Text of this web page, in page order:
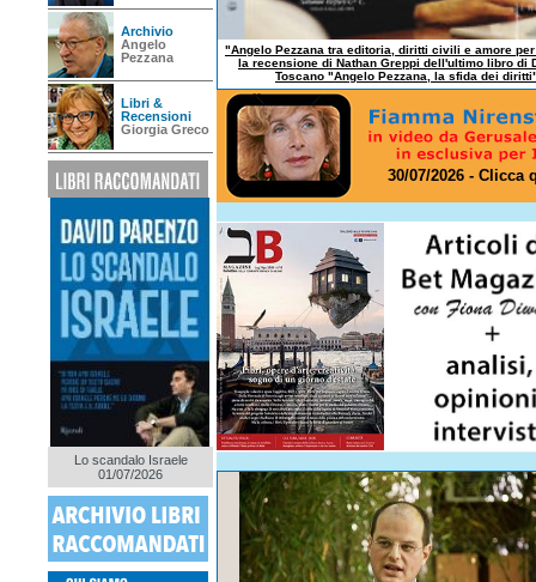
Archivio
Angelo
Pezzana
Libri &
Recensioni
Giorgia Greco
Lo scandalo Israele
01/07/2026
"Angelo Pezzana tra editoria, diritti civili e amore
la recensione di Nathan Greppi dell'ultimo libro di
Toscano "Angelo Pezzana, la sfida dei
30/07/2026 - Clicca